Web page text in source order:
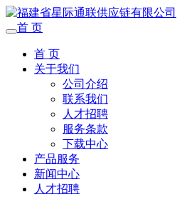
首 页
首 页
关于我们
公司介绍
联系我们
人才招聘
服务条款
下载中心
产品服务
新闻中心
人才招聘